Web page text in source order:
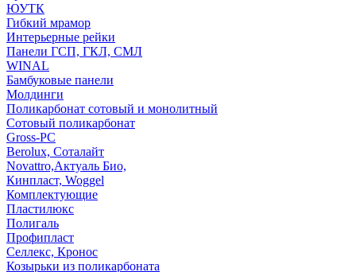
ЮУТК
Гибкий мрамор
Интерьерные рейки
Панели ГСП, ГКЛ, СМЛ
WINAL
Бамбуковые панели
Молдинги
Поликарбонат сотовый и монолитный
Сотовый поликарбонат
Gross-PC
Berolux, Соталайт
Novattro,Актуаль Био,
Кинпласт, Woggel
Комплектующие
Пластилюкс
Полигаль
Профипласт
Селлекс, Кронос
Козырьки из поликарбоната